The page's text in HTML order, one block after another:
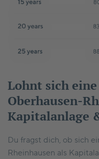
Lohnt sich
Oberhausen-
Kapitalanlage
Du fragst dich, ob sich
Rheinhausen als